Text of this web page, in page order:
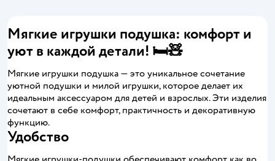
Мягкие игрушки подушка: комфорт и
уют в каждой детали! 🛏️🧸
Мягкие игрушки подушка — это уникальное сочетание
уютной подушки и милой игрушки, которое делает их
идеальным аксессуаром для детей и взрослых. Эти изделия
сочетают в себе комфорт, практичность и декоративную
функцию.
Удобство